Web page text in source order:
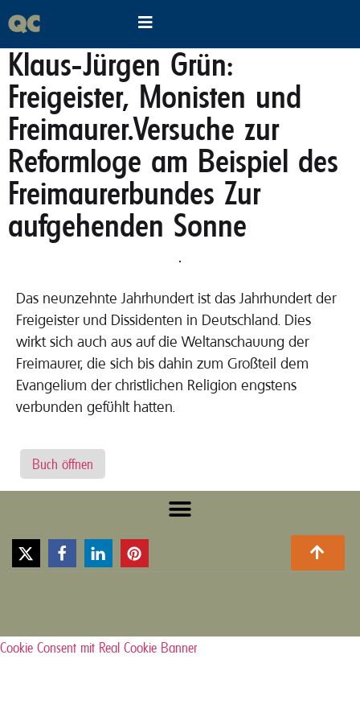
Klaus-Jürgen Grün:
Freigeister, Monisten und
Freimaurer.Versuche zur
Reformloge am Beispiel des
Freimaurerbundes Zur
aufgehenden Sonne
Das neunzehnte Jahrhundert ist das Jahrhundert der
Freigeister und Dissidenten in Deutschland. Dies
wirkt sich auch aus auf die Weltanschauung der
Freimaurer, die sich bis dahin zum Großteil dem
Evangelium der christlichen Religion engstens
verbunden gefühlt hatten.
Buch öffnen
Cookie Consent mit Real Cookie Banner